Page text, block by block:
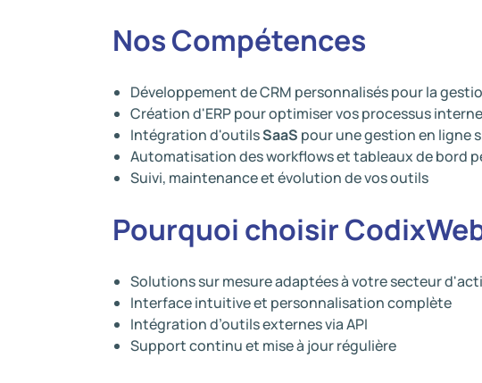
Nos Compétences
Développement de CRM personnalisés pour la
Création d'ERP pour optimiser vos processus
Intégration d'outilsSaaS pour une gestion en ligne
Automatisation des workflows et tableaux de bord
Suivi, maintenance et évolution de vos outils
Pourquoi choisir
Solutions sur mesure adaptées à votre secteur
Interface intuitive et personnalisation complète
Intégration d’outils externes via API
Support continu et mise à jour régulière